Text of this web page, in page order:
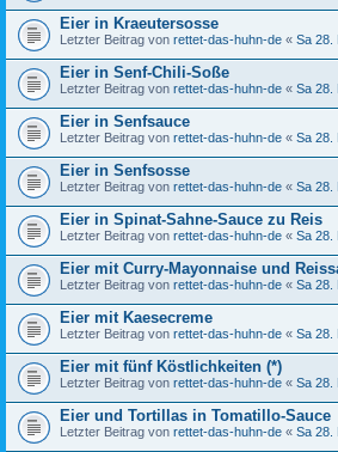
Eier in Kraeutersosse
Letzter Beitrag von rettet-das-huhn-de « Sa 28.
Eier in Senf-Chili-Soße
Letzter Beitrag von rettet-das-huhn-de « Sa 28.
Eier in Senfsauce
Letzter Beitrag von rettet-das-huhn-de « Sa 28.
Eier in Senfsosse
Letzter Beitrag von rettet-das-huhn-de « Sa 28.
Eier in Spinat-Sahne-Sauce zu Reis
Letzter Beitrag von rettet-das-huhn-de « Sa 28.
Eier mit Curry-Mayonnaise und
Letzter Beitrag von rettet-das-huhn-de « Sa 28.
Eier mit Kaesecreme
Letzter Beitrag von rettet-das-huhn-de « Sa 28.
Eier mit fünf Köstlichkeiten (*)
Letzter Beitrag von rettet-das-huhn-de « Sa 28.
Eier und Tortillas in Tomatillo-Sauce
Letzter Beitrag von rettet-das-huhn-de « Sa 28.